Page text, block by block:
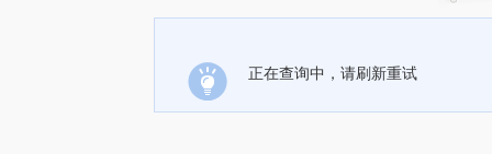
正在查询中，请刷新重试